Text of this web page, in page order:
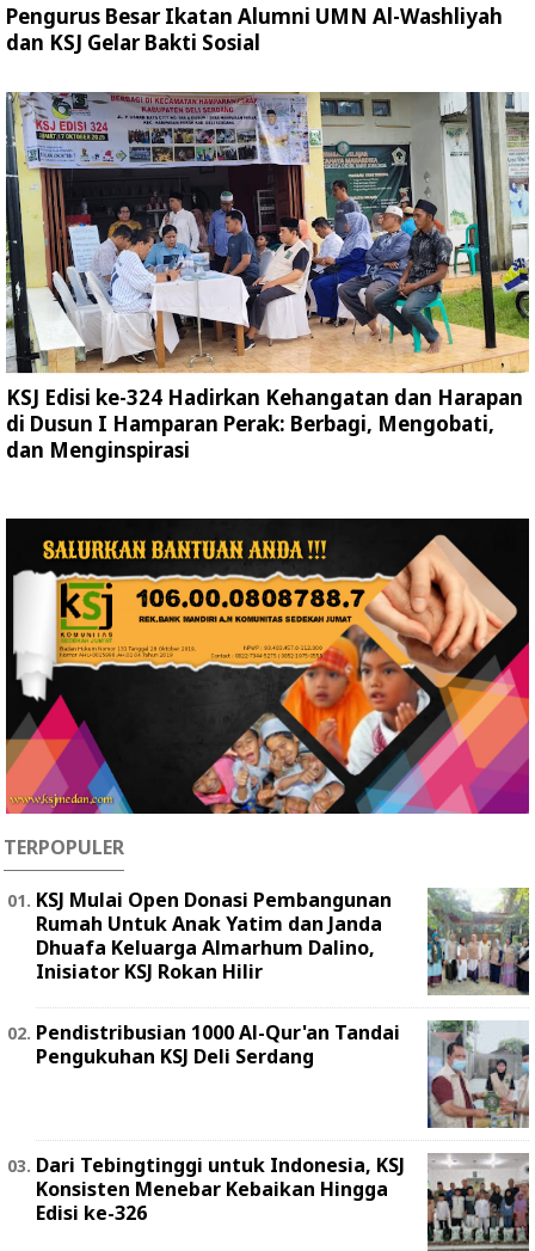
Pengurus Besar Ikatan Alumni UMN Al-Washliyah
dan KSJ Gelar Bakti Sosial
KSJ Edisi ke-324 Hadirkan Kehangatan dan Harapan
di Dusun I Hamparan Perak: Berbagi, Mengobati,
dan Menginspirasi
TERPOPULER
KSJ Mulai Open Donasi Pembangunan
Rumah Untuk Anak Yatim dan Janda
Dhuafa Keluarga Almarhum Dalino,
Inisiator KSJ Rokan Hilir
Pendistribusian 1000 Al-Qur'an Tandai
Pengukuhan KSJ Deli Serdang
Dari Tebingtinggi untuk Indonesia, KSJ
Konsisten Menebar Kebaikan Hingga
Edisi ke-326